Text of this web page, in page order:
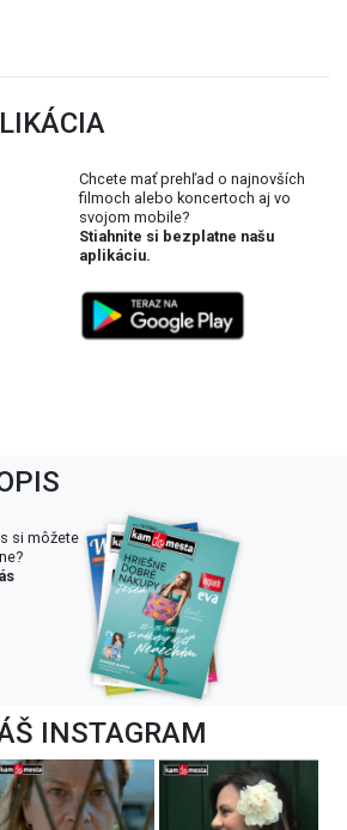
Chcete mať prehľad o najnovších
filmoch alebo koncertoch aj vo
svojom mobile?
Stiahnite si bezplatne našu
aplikáciu.
si môžete
INSTAGRAM